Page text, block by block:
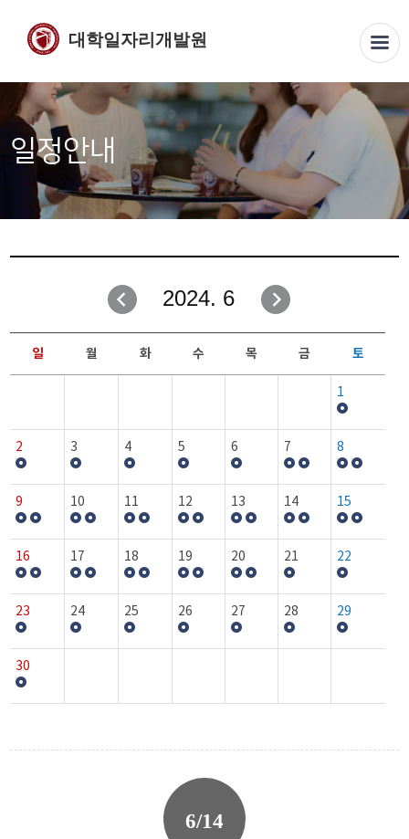
대학일자리개발원
일정안내
2024. 6
일 월 화 수 목 금 토
1
2 3 4 5 6 7 8
9 10 11 12 13 14 15
16 17 18 19 20 21 22
23 24 25 26 27 28 29
30
6/14